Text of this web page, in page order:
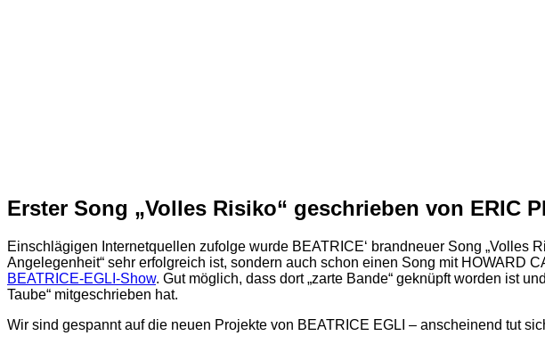
Erster Song „Volles Risiko“ geschrieben von ERIC
Einschlägigen Internetquellen zufolge wurde BEATRICE‘ brandneuer Song
Angelegenheit“ sehr erfolgreich ist, sondern auch schon einen Song mit HOWARD
BEATRICE-EGLI-Show. Gut möglich, dass dort „zarte Bande“ geknüpft worden ist
Taube“ mitgeschrieben hat.
Wir sind gespannt auf die neuen Projekte von BEATRICE EGLI – anscheinend tut